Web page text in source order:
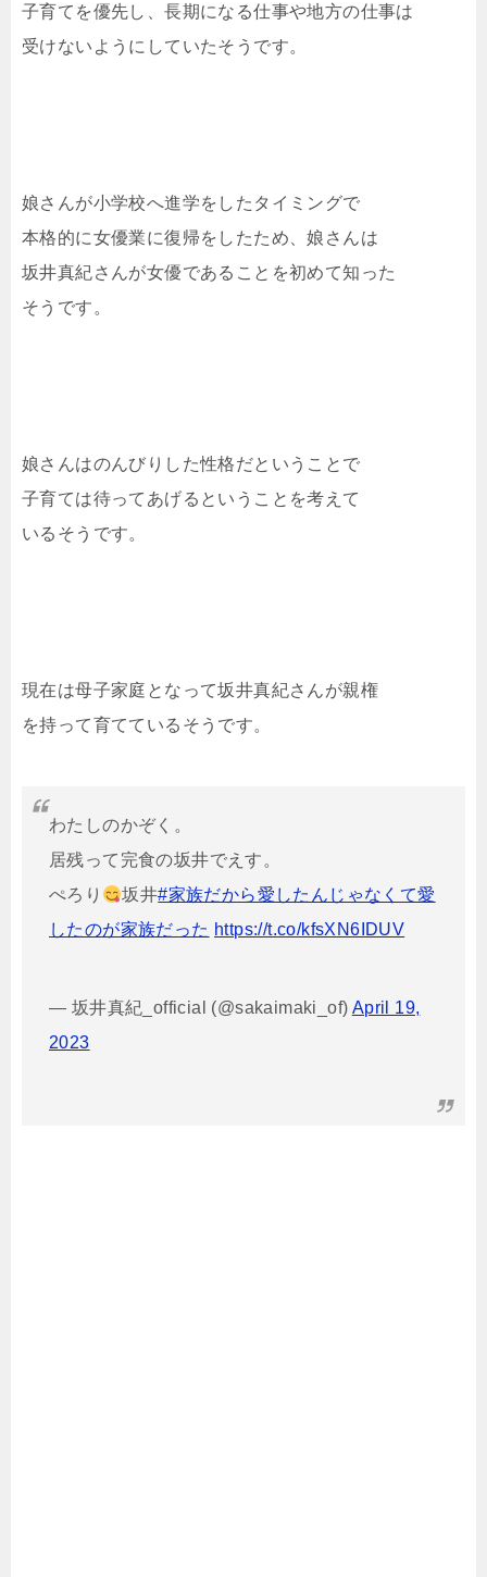
子育てを優先し、長期になる仕事や地方の仕事は
受けないようにしていたそうです。
娘さんが小学校へ進学をしたタイミングで
本格的に女優業に復帰をしたため、娘さんは
坂井真紀さんが女優であることを初めて知った
そうです。
娘さんはのんびりした性格だということで
子育ては待ってあげるということを考えて
いるそうです。
現在は母子家庭となって坂井真紀さんが親権
を持って育てているそうです。
わたしのかぞく。
居残って完食の坂井でえす。
ぺろり
坂井#家族だから愛したんじゃなくて愛
したのが家族だった https://t.co/kfsXN6IDUV
— 坂井真紀_official (@sakaimaki_of) April 19,
2023